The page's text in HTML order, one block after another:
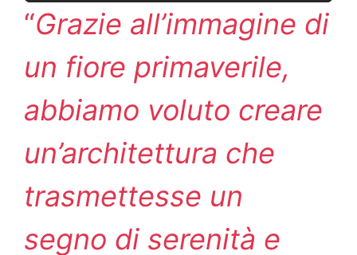
“Grazie all’immagine di
un fiore primaverile,
abbiamo voluto creare
un’architettura che
trasmettesse un
segno di serenità e